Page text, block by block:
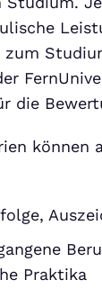
die
können
Praktika